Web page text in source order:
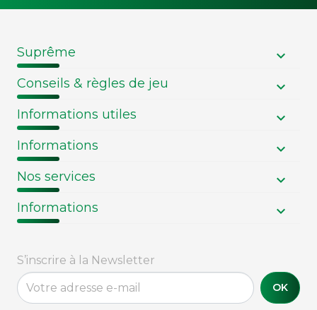
Suprême
Conseils & règles de jeu
Informations utiles
Informations
Nos services
Informations
S’inscrire à la Newsletter
OK